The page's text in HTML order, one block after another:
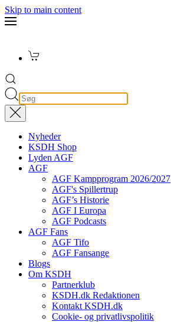
Skip to main content
Nyheder
KSDH Shop
Lyden AGF
AGF
AGF Kampprogram 2026/2027
AGF's Spillertrup
AGF’s Historie
AGF I Europa
AGF Podcasts
AGF Fans
AGF Tifo
AGF Fansange
Blogs
Om KSDH
Partnerklub
KSDH.dk Redaktionen
Kontakt KSDH.dk
Cookie- og privatlivspolitik